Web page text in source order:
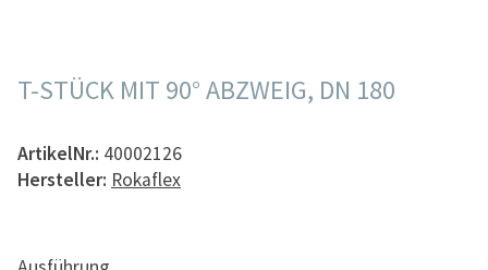
T-STÜCK MIT 90° ABZWEIG, DN 180
ArtikelNr.: 40002126
Hersteller: Rokaflex